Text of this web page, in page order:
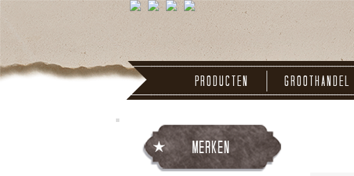
Producten Groothandel
Merken